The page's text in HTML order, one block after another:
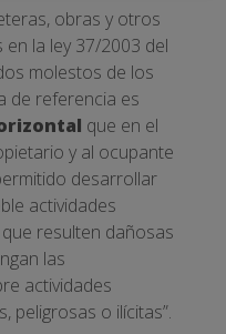
obras y otros
la ley 37/2003 del
molestos de los
de referencia es
que en el
y al ocupante
desarrollar
actividades
resulten dañosas
las
actividades
peligrosas o ilícitas”.